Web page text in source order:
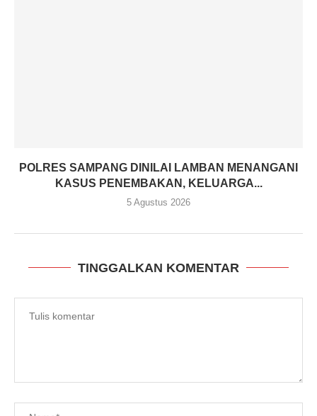
POLRES SAMPANG DINILAI LAMBAN MENANGANI
KASUS PENEMBAKAN, KELUARGA...
5 Agustus 2026
TINGGALKAN KOMENTAR